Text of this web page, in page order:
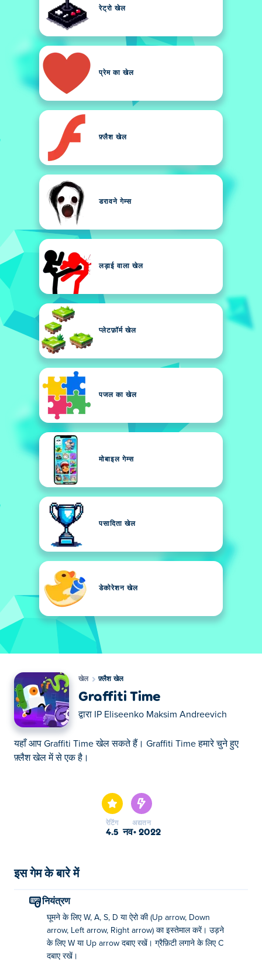
रेट्रो खेल
प्रेम का खेल
फ़्लैश खेल
डरावने गेम्स
लड़ाई वाला खेल
प्लेटफ़ॉर्म खेल
पजल का खेल
मोबाइल गेम्स
पसादिता खेल
डेकोरेशन खेल
खेल फ़्लैश खेल
Graffiti Time
द्वारा IP Eliseenko Maksim Andreevich
यहाँ आप Graffiti Time खेल सकते हैं। Graffiti Time हमारे चुने हुए
फ़्लैश खेल में से एक है।
रेटिंग
4.5
अद्यतन
नव॰ 2022
इस गेम के बारे में
नियंत्रण
घूमने के लिए W, A, S, D या ऐरो की (Up arrow, Down
arrow, Left arrow, Right arrow) का इस्तेमाल करें। उड़ने
के लिए W या Up arrow दबाए रखें। ग्रैफ़िटी लगाने के लिए C
दबाए रखें।